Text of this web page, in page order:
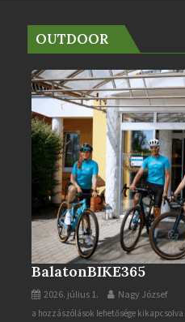
OUTDOOR
BalatonBIKE365
2026. július 1. Nagy József
BalatonBIKE365
a hozzászólások lehetősége kikapcsolva